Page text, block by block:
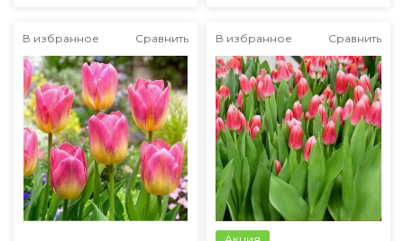
В избранное Сравнить В избранное Сравнить